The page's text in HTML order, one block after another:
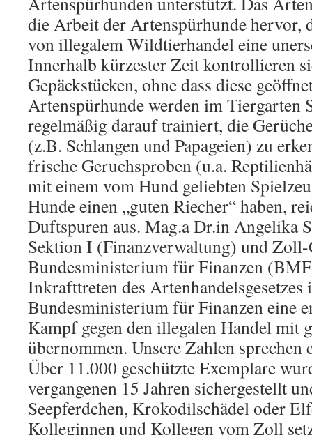
die Arbeit der Artenspürhunde hervor,
von illegalem Wildtierhandel eine
Innerhalb kürzester Zeit kontrollieren
Gepäckstücken, ohne dass diese
Artenspürhunde werden im Tiergarten
regelmäßig darauf trainiert, die
(z.B. Schlangen und Papageien) zu
frische Geruchsproben (u.a.
mit einem vom Hund geliebten
Hunde einen „guten Riecher“ haben,
Duftspuren aus. Mag.a Dr.in Angelika
Sektion I (Finanzverwaltung) und
Bundesministerium für Finanzen
Inkrafttreten des Artenhandelsgesetzes
Bundesministerium für Finanzen eine
Kampf gegen den illegalen Handel mit
übernommen. Unsere Zahlen sprechen
Über 11.000 geschützte Exemplare
vergangenen 15 Jahren sichergestellt
Seepferdchen, Krokodilschädel oder
Kolleginnen und Kollegen vom Zoll